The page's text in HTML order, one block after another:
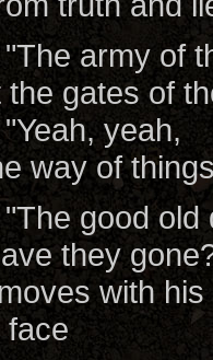
army of
the gates of
yeah,
way of
good old
they
with his
face